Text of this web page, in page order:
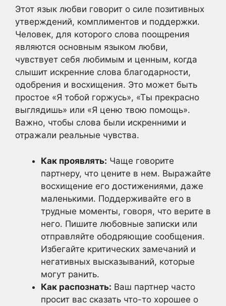
Этот язык любви говорит о силе позитивных
утверждений, комплиментов и поддержки.
Человек, для которого слова поощрения
являются основным языком любви,
чувствует себя любимым и ценным, когда
слышит искренние слова благодарности,
одобрения и восхищения. Это может быть
простое «Я тобой горжусь», «Ты прекрасно
выглядишь» или «Я ценю твою помощь».
Важно, чтобы слова были искренними и
отражали реальные чувства.
Как проявлять: Чаще говорите
партнеру, что цените в нем. Выражайте
восхищение его достижениями, даже
маленькими. Поддерживайте его в
трудные моменты, говоря, что верите в
него. Пишите любовные записки или
отправляйте ободряющие сообщения.
Избегайте критических замечаний и
негативных высказываний, которые
могут ранить.
Как распознать: Ваш партнер часто
просит вас сказать что-то хорошее о